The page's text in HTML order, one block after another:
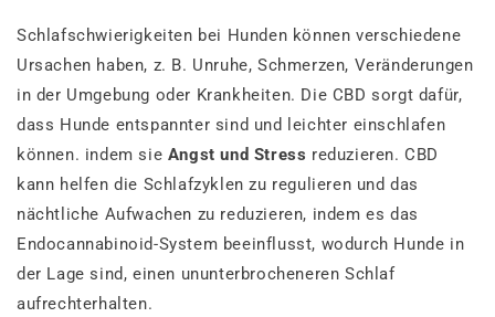
Schlafschwierigkeiten bei Hunden können verschiedene
Ursachen haben, z. B. Unruhe, Schmerzen, Veränderungen
in der Umgebung oder Krankheiten. Die CBD sorgt dafür,
dass Hunde entspannter sind und leichter einschlafen
können. indem sie Angst und Stress reduzieren. CBD
kann helfen die Schlafzyklen zu regulieren und das
nächtliche Aufwachen zu reduzieren, indem es das
Endocannabinoid-System beeinflusst, wodurch Hunde in
der Lage sind, einen ununterbrocheneren Schlaf
aufrechterhalten.